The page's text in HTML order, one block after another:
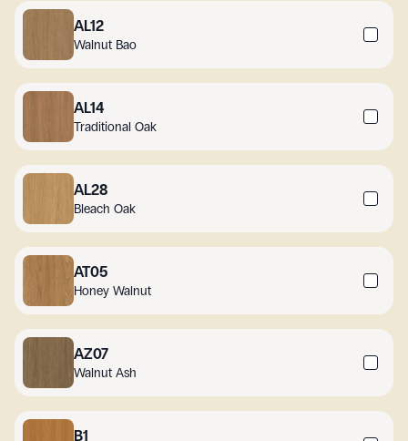
AL12
Walnut Bao
AL14
Traditional Oak
AL28
Bleach Oak
AT05
Honey Walnut
AZ07
Walnut Ash
B1